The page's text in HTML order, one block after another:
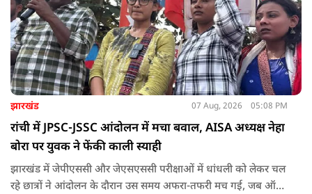
झारखंड 07 Aug, 2026 05:08 PM
रांची में JPSC-JSSC आंदोलन में मचा बवाल, AISA अध्यक्ष नेहा
बोरा पर युवक ने फेंकी काली स्याही
झारखंड में जेपीएससी और जेएसएससी परीक्षाओं में धांधली को लेकर चल
रहे छात्रों ने आंदोलन के दौरान उस समय अफरा-तफरी मच गई, जब ऑल